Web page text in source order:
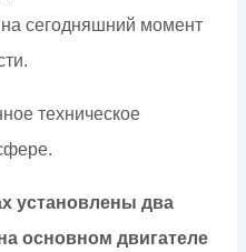
сегодняшний момент
техническое
установлены два
основном двигателе